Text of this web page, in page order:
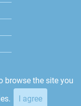
reserved.
browse the site you
I agree